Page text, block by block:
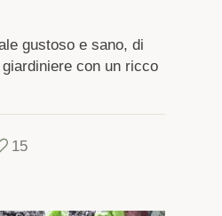
gustoso e sano, di
con un ricco
15